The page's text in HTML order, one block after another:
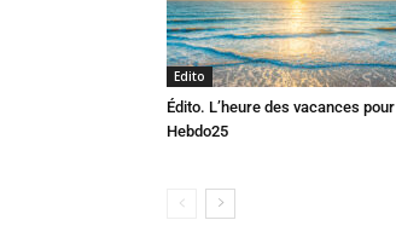
Edito
Édito. L’heure des vacances pour
Hebdo25